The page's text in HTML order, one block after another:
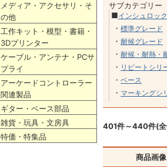
メディア・アクセサリ・そ
の他
工作キット・模型・書籍・
3Dプリンター
ケーブル・アンテナ・PCサ
プライ
アーケードコントローラー
関連製品
ギター・ベース部品
雑貨・玩具・文房具
特価・特集品
サブカテゴリー
■インシュロック
・ 標準グレード
・ 耐候グレード
・ 耐候・耐熱・
・ リピートシリ
・ ベース
・ マーキングシ
401件～440件(
商品画像